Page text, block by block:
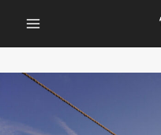
content